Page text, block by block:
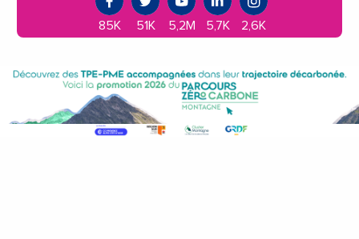
85K 51K 5,2M 5,7K 2,6K